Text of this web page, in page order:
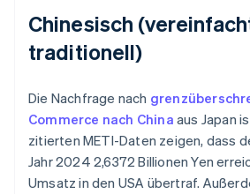
Chinesisch
traditionell)
Die Nachfrage nach
Commerce nach China aus Japan
zitierten METI-Daten zeigen, dass
Jahr 2024 2,6372 Billionen Yen
Umsatz in den USA übertraf.